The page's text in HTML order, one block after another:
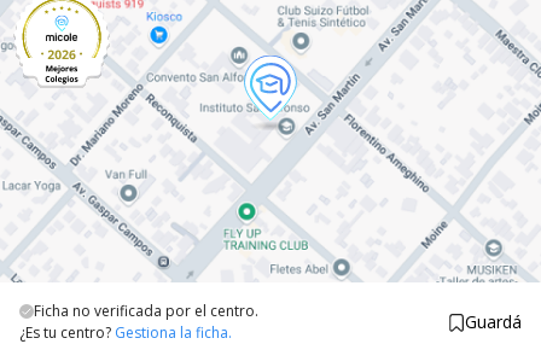
Ficha no verificada por el centro.
¿Es tu centro? Gestiona la ficha. Guardá